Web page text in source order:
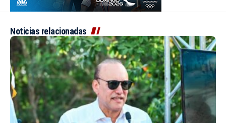
Noticias relacionadas